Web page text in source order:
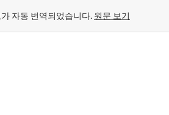
자동 번역되었습니다. 원문 보기